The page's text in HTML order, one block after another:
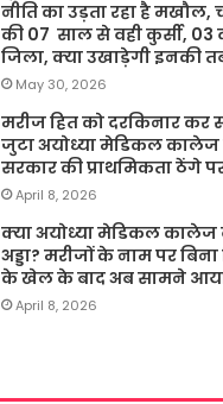
नीति का उड़ता रहा है मखौल,
की 07 साल से वही कुर्सी,
जिला, क्या उखाड़ेगी इनकी
May 30, 2026
मरीज हित को दरकिनार
जुटा अयोध्या मेडिकल कालेज
सरकार की प्राथमिकता ठेंगे
April 8, 2026
क्या अयोध्या मेडिकल
अड्डा? मरीजों के नाम पर
के खेल के बाद अब सामने
April 8, 2026